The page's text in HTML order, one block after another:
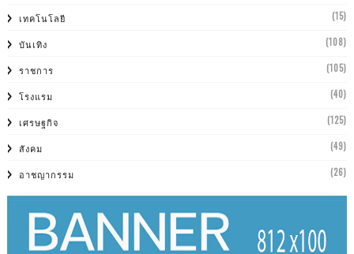
เทคโนโลยี (15)
บันเทิง (108)
ราชการ (105)
โรงแรม (40)
เศรษฐกิจ (125)
สังคม (49)
อาชญากรรม (26)